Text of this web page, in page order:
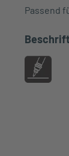
Passend